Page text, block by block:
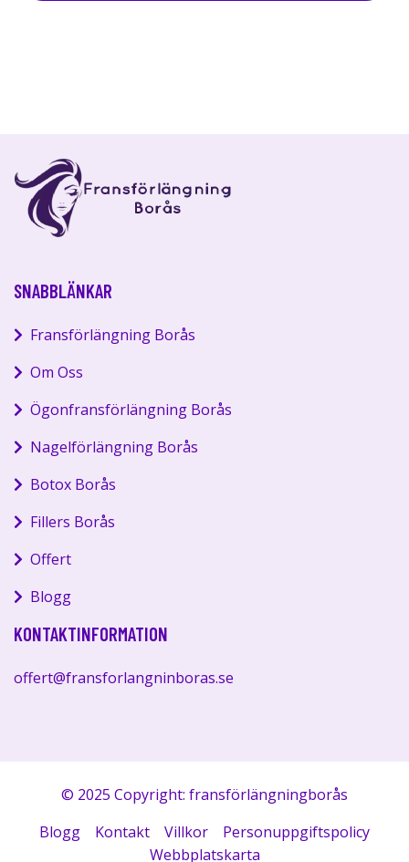
SNABBLÄNKAR
Fransförlängning Borås
Om Oss
Ögonfransförlängning Borås
Nagelförlängning Borås
Botox Borås
Fillers Borås
Offert
Blogg
KONTAKTINFORMATION
offert@fransforlangninboras.se
© 2025 Copyright: fransförlängningborås
Blogg
Kontakt Villkor
Personuppgiftspolicy
Webbplatskarta